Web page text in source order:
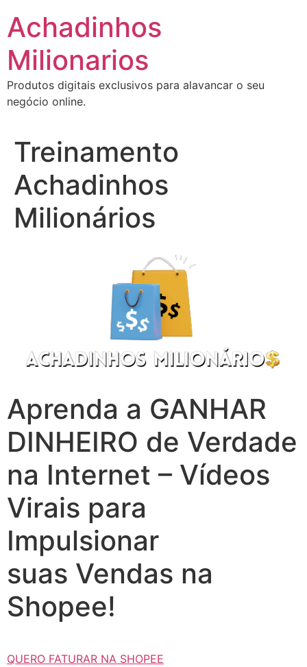
para
conteúdo
Achadinhos
Milionarios
Produtos digitais exclusivos para alavancar o seu
negócio online.
Treinamento
Achadinhos
Milionários
Aprenda a GANHAR
DINHEIRO de Verdade
na Internet – Vídeos
Virais para
Impulsionar
suas Vendas na
Shopee!
QUERO FATURAR NA SHOPEE